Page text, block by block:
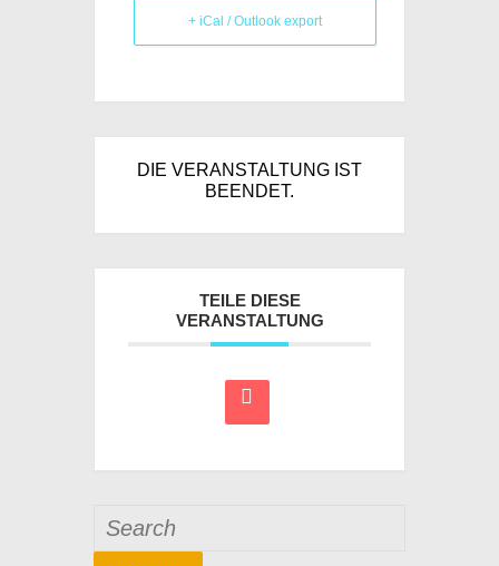
+ iCal / Outlook export
DIE VERANSTALTUNG IST
BEENDET.
TEILE DIESE
VERANSTALTUNG
for: